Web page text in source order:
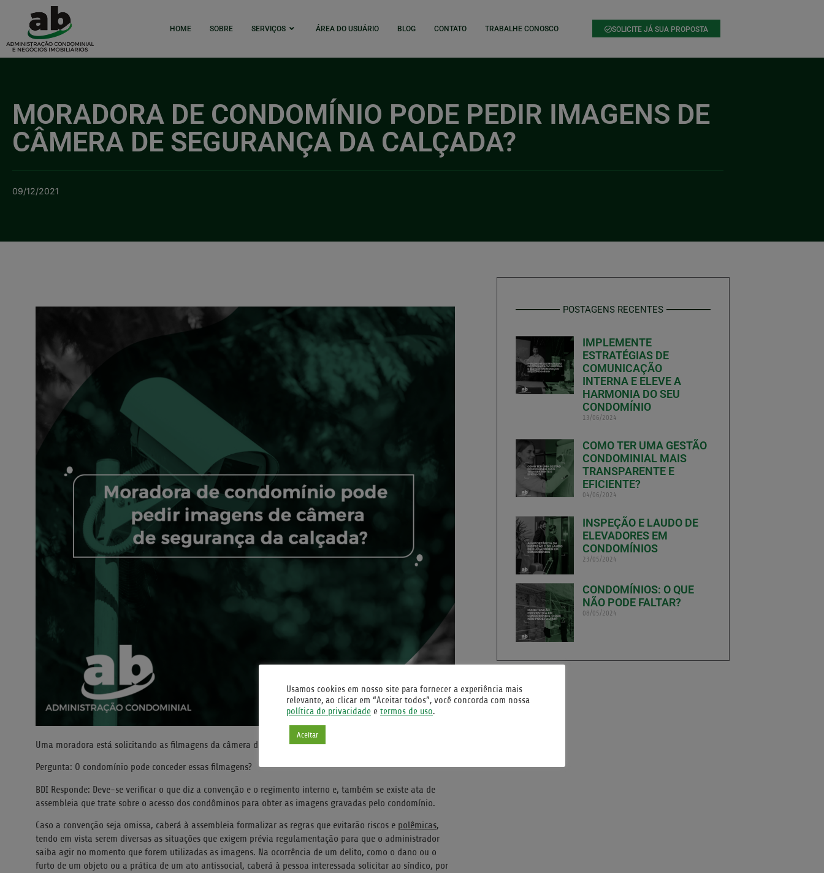
HOME SOBRE SERVIÇOS ÁREA DO USUÁRIO BLOG CONTATO TRABALHE CONOSCO SOLICITE JÁ SUA PROPOSTA
MORADORA DE CONDOMÍNIO PODE PEDIR IMAGENS DE
CÂMERA DE SEGURANÇA DA CALÇADA?
09/12/2021
Uma moradora está solicitando as filmagens da câmera de acesso à calçada do prédio.
Pergunta: O condomínio pode conceder essas filmagens?
BDI Responde: Deve-se verificar o que diz a convenção e o regimento interno e, também se existe ata de
assembleia que trate sobre o acesso dos condôminos para obter as imagens gravadas pelo condomínio.
Caso a convenção seja omissa, caberá à assembleia formalizar as regras que evitarão riscos e polêmicas,
tendo em vista serem diversas as situações que exigem prévia regulamentação para que o administrador
saiba agir no momento que forem utilizadas as imagens. Na ocorrência de um delito, como o dano ou o
furto de um objeto ou a prática de um ato antissocial, caberá à pessoa interessada solicitar ao síndico, por
POSTAGENS RECENTES
IMPLEMENTE
ESTRATÉGIAS DE
COMUNICAÇÃO
INTERNA E ELEVE A
HARMONIA DO SEU
CONDOMÍNIO
13/06/2024
COMO TER UMA GESTÃO
CONDOMINIAL MAIS
TRANSPARENTE E
EFICIENTE?
04/06/2024
INSPEÇÃO E LAUDO DE
ELEVADORES EM
CONDOMÍNIOS
23/05/2024
CONDOMÍNIOS: O QUE
NÃO PODE FALTAR?
08/05/2024
Usamos cookies em nosso site para fornecer a experiência mais
relevante, ao clicar em “Aceitar todos”, você concorda com nossa
política de privacidade e termos de uso.
Aceitar